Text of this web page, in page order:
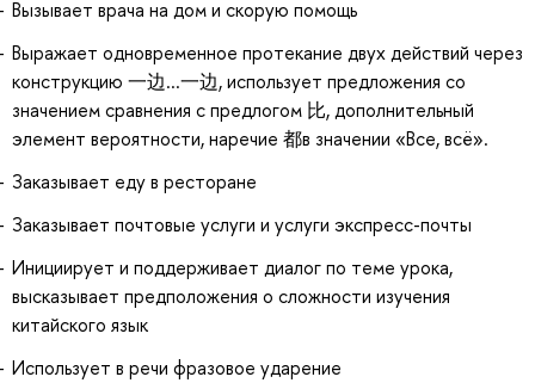
Вызывает врача на дом и скорую помощь
Выражает одновременное протекание двух действий через
конструкцию 一边...一边, использует предложения со
значением сравнения с предлогом 比, дополнительный
элемент вероятности, наречие 都в значении «Все, всё».
Заказывает еду в ресторане
Заказывает почтовые услуги и услуги экспресс-почты
Инициирует и поддерживает диалог по теме урока,
высказывает предположения о сложности изучения
китайского язык
Использует в речи фразовое ударение